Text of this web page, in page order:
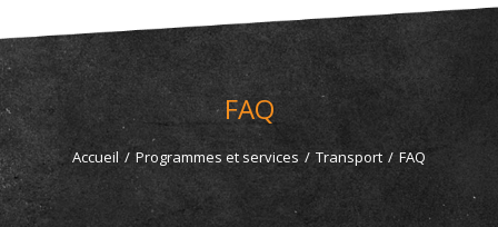
FAQ
Accueil / Programmes et services / Transport / FAQ